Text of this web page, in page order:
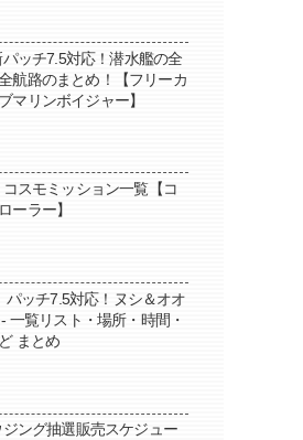
パッチ7.5対応！潜水艦の全
航路のまとめ！【フリーカ
マリンボイジャー】
コスモミッション一覧【コ
ーラー】
パッチ7.5対応！ヌシ＆オオ
一覧リスト・場所・時間・
まとめ
ジング抽選販売スケジュー